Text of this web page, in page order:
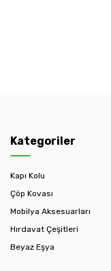
Kategoriler
Kapı Kolu
Çöp Kovası
Mobilya Aksesuarları
Hırdavat Çeşitleri
Beyaz Eşya